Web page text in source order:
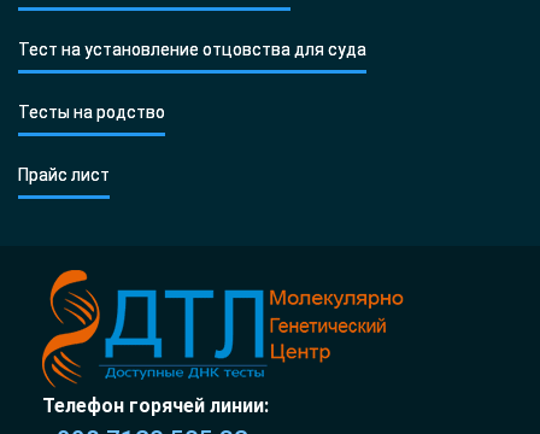
Тест на установление отцовства для суда
Тесты на родство
Прайс лист
Телефон горячей линии: